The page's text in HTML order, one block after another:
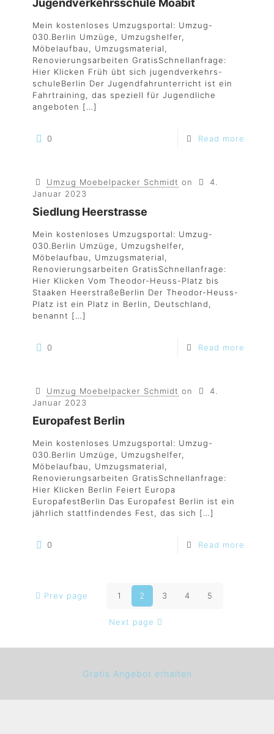
Jugendverkehrsschule Moabit
Mein kostenloses Umzugsportal: Umzug-
030.Berlin Umzüge, Umzugshelfer,
Möbelaufbau, Umzugsmaterial,
Renovierungsarbeiten GratisSchnellanfrage:
Hier Klicken Früh übt sich jugendverkehrs-
schuleBerlin Der Jugendfahrunterricht ist ein
Fahrtraining, das speziell für Jugendliche
angeboten […]
0 Read more
Umzug Moebelpacker Schmidt on
4.
Januar 2023
Siedlung Heerstrasse
Mein kostenloses Umzugsportal: Umzug-
030.Berlin Umzüge, Umzugshelfer,
Möbelaufbau, Umzugsmaterial,
Renovierungsarbeiten GratisSchnellanfrage:
Hier Klicken Vom Theodor-Heuss-Platz bis
Staaken HeerstraßeBerlin Der Theodor-Heuss-
Platz ist ein Platz in Berlin, Deutschland,
benannt […]
0 Read more
Umzug Moebelpacker Schmidt on
4.
Januar 2023
Europafest Berlin
Mein kostenloses Umzugsportal: Umzug-
030.Berlin Umzüge, Umzugshelfer,
Möbelaufbau, Umzugsmaterial,
Renovierungsarbeiten GratisSchnellanfrage:
Hier Klicken Berlin Feiert Europa
EuropafestBerlin Das Europafest Berlin ist ein
jährlich stattfindendes Fest, das sich […]
0 Read more
Prev page 1 2 3 4 5
Next page
Gratis Angebot erhalten